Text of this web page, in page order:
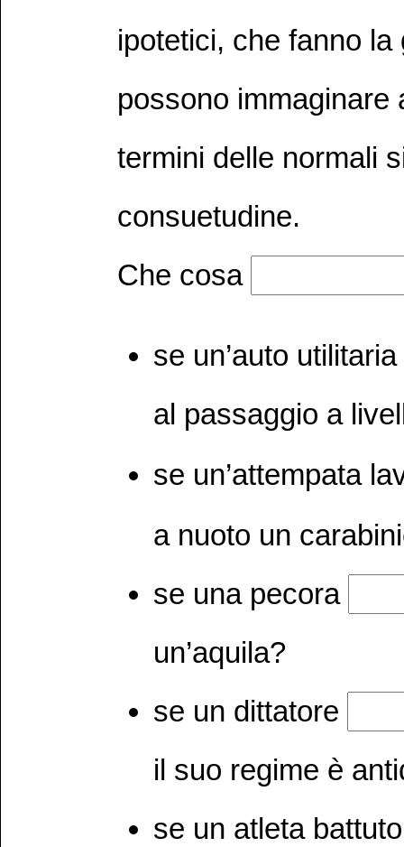
ipotetici, che fanno
possono immaginare
termini delle normali
consuetudine.
Che cosa
se un’auto utilitaria
al passaggio a
se un’attempata
a nuoto un
se una pecora
un’aquila?
se un dittatore
il suo regime è
se un atleta